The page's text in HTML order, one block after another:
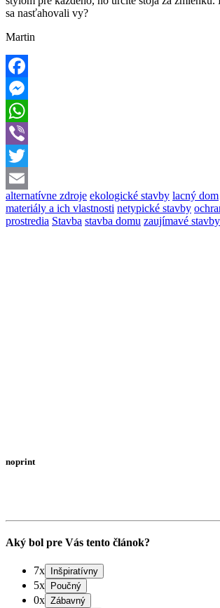
sa nasťahovali vy?
Martin
Facebook
Messenger
WhatsApp
Viber
Twitter
Email
alternatívne zdroje ekologické stavby lacný dom
materiály a ich vlastnosti netypické stavby
prostredia Stavba stavba domu zaujímavé stavby
noprint
Aký bol pre Vás tento článok?
7x
5x
0x